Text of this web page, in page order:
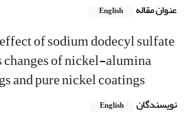
عنوان مقاله English
of sodium dodecyl sulfate
of nickel-alumina
and pure nickel coatings
نویسندگان English